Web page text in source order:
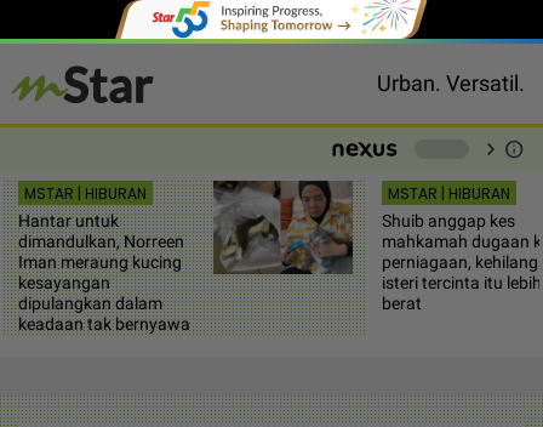
Urban. Versatil.
chevron_right info
MSTAR | HIBURAN
Hantar untuk
dimandulkan, Norreen
Iman meraung kucing
kesayangan
dipulangkan dalam
keadaan tak bernyawa
MSTAR | HIBURAN
Shuib anggap kes
mahkamah dugaan
perniagaan,
isteri tercinta itu lebih
berat